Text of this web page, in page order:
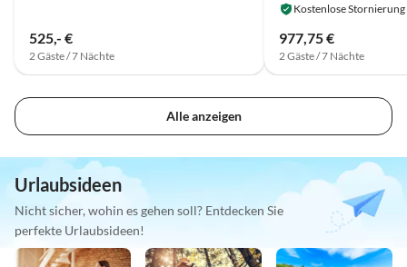
525,- €
2 Gäste / 7 Nächte
Kostenlose Stornierung
977,75 €
2 Gäste / 7 Nächte
Alle anzeigen
Urlaubsideen
Nicht sicher, wohin es gehen soll? Entdecken Sie
perfekte Urlaubsideen!